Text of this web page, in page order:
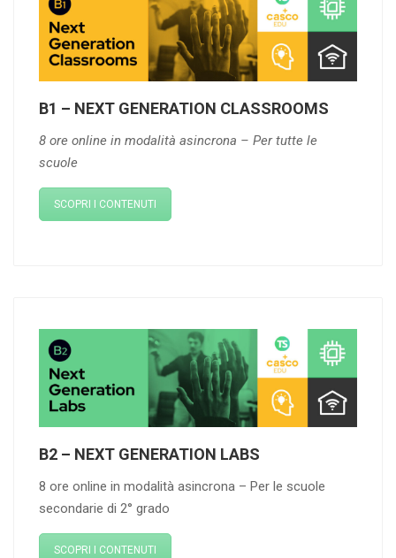
B1 – NEXT GENERATION CLASSROOMS
8 ore online in modalità asincrona – Per tutte le
scuole
SCOPRI I CONTENUTI
B2 – NEXT GENERATION LABS
8 ore online in modalità asincrona – Per le scuole
secondarie di 2° grado
SCOPRI I CONTENUTI